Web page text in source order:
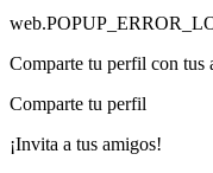
Comparte tu perfil con tus
Comparte tu perfil
¡Invita a tus amigos!